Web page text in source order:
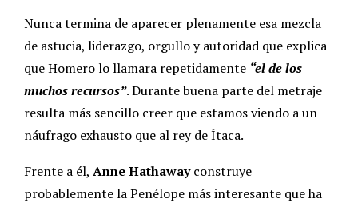
Nunca termina de aparecer plenamente esa mezcla
de astucia, liderazgo, orgullo y autoridad que explica
que Homero lo llamara repetidamente “el de los
muchosrecursos”. Durante buena parte del metraje
resulta más sencillo creer que estamos viendo a un
náufrago exhausto que al rey de Ítaca.
Frente a él, Anne Hathawayconstruye
probablemente la Penélope más interesante que ha